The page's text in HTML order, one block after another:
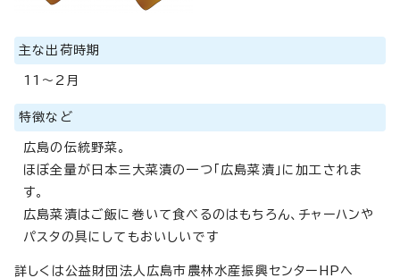
主な出荷時期
11～2月
特徴など
広島の伝統野菜。
ほぼ全量が日本三大菜漬の一つ「広島菜漬」に加工されま
す。
広島菜漬はご飯に巻いて食べるのはもちろん、チャーハンや
パスタの具にしてもおいしいです
詳しくは公益財団法人広島市農林水産振興センターHPへ